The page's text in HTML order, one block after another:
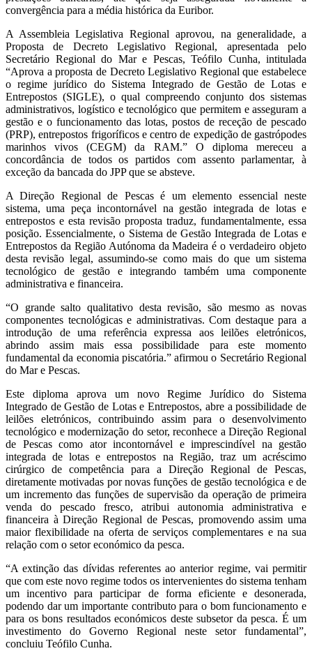
convergência para a média histórica da Euribor.
A Assembleia Legislativa Regional aprovou, na generalidade, a
Proposta de Decreto Legislativo Regional, apresentada pelo
Secretário Regional do Mar e Pescas, Teófilo Cunha, intitulada
“Aprova a proposta de Decreto Legislativo Regional que estabelece
o regime jurídico do Sistema Integrado de Gestão de Lotas e
Entrepostos (SIGLE), o qual compreendo conjunto dos sistemas
administrativos, logístico e tecnológico que permitem e asseguram a
gestão e o funcionamento das lotas, postos de receção de pescado
(PRP), entrepostos frigoríficos e centro de expedição de gastrópodes
marinhos vivos (CEGM) da RAM.” O diploma mereceu a
concordância de todos os partidos com assento parlamentar, à
exceção da bancada do JPP que se absteve.
A Direção Regional de Pescas é um elemento essencial neste
sistema, uma peça incontornável na gestão integrada de lotas e
entrepostos e esta revisão proposta traduz, fundamentalmente, essa
posição. Essencialmente, o Sistema de Gestão Integrada de Lotas e
Entrepostos da Região Autónoma da Madeira é o verdadeiro objeto
desta revisão legal, assumindo-se como mais do que um sistema
tecnológico de gestão e integrando também uma componente
administrativa e financeira.
“O grande salto qualitativo desta revisão, são mesmo as novas
componentes tecnológicas e administrativas. Com destaque para a
introdução de uma referência expressa aos leilões eletrónicos,
abrindo assim mais essa possibilidade para este momento
fundamental da economia piscatória.” afirmou o Secretário Regional
do Mar e Pescas.
Este diploma aprova um novo Regime Jurídico do Sistema
Integrado de Gestão de Lotas e Entrepostos, abre a possibilidade de
leilões eletrónicos, contribuindo assim para o desenvolvimento
tecnológico e modernização do setor, reconhece a Direção Regional
de Pescas como ator incontornável e imprescindível na gestão
integrada de lotas e entrepostos na Região, traz um acréscimo
cirúrgico de competência para a Direção Regional de Pescas,
diretamente motivadas por novas funções de gestão tecnológica e de
um incremento das funções de supervisão da operação de primeira
venda do pescado fresco, atribui autonomia administrativa e
financeira à Direção Regional de Pescas, promovendo assim uma
maior flexibilidade na oferta de serviços complementares e na sua
relação com o setor económico da pesca.
“A extinção das dívidas referentes ao anterior regime, vai permitir
que com este novo regime todos os intervenientes do sistema tenham
um incentivo para participar de forma eficiente e desonerada,
podendo dar um importante contributo para o bom funcionamento e
para os bons resultados económicos deste subsetor da pesca. É um
investimento do Governo Regional neste setor fundamental”,
concluiu Teófilo Cunha.